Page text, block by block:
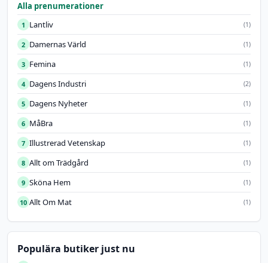
Alla prenumerationer
1 Lantliv (1)
2 Damernas Värld (1)
3 Femina (1)
4 Dagens Industri (2)
5 Dagens Nyheter (1)
6 MåBra (1)
7 Illustrerad Vetenskap (1)
8 Allt om Trädgård (1)
9 Sköna Hem (1)
10 Allt Om Mat (1)
Populära butiker just nu